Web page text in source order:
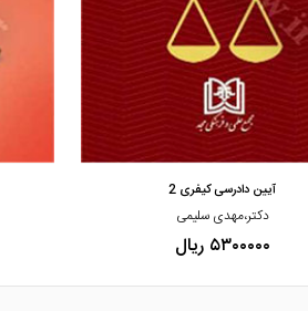
آیین دادرسی کیفری 2
دکتر،مهدی سلیمی
۵۳۰۰۰۰۰ ریال